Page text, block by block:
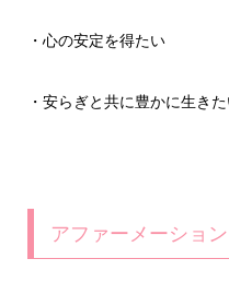
・心の安定を得たい
・安らぎと共に豊かに生き
アファーメーション